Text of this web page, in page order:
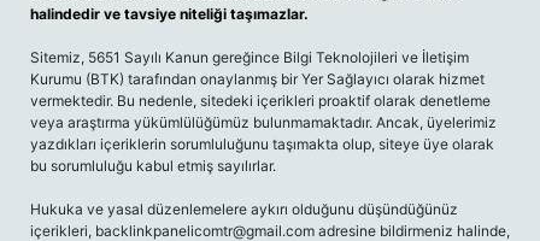
halindedir ve tavsiye niteliği taşımazlar.
Sitemiz, 5651 Sayılı Kanun gereğince Bilgi Teknolojileri ve İletişim
Kurumu (BTK) tarafından onaylanmış bir Yer Sağlayıcı olarak hizmet
vermektedir. Bu nedenle, sitedeki içerikleri proaktif olarak denetleme
veya araştırma yükümlülüğümüz bulunmamaktadır. Ancak, üyelerimiz
yazdıkları içeriklerin sorumluluğunu taşımakta olup, siteye üye olarak
bu sorumluluğu kabul etmiş sayılırlar.
Hukuka ve yasal düzenlemelere aykırı olduğunu düşündüğünüz
içerikleri, backlinkpanelicomtr@gmail.com adresine bildirmeniz halinde,